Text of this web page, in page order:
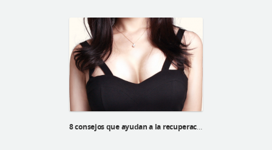
8 consejos que ayudan a la recuperación luego de una cirugía de mamas